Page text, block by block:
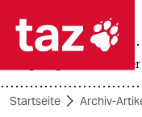

usa
Startseite Archiv-